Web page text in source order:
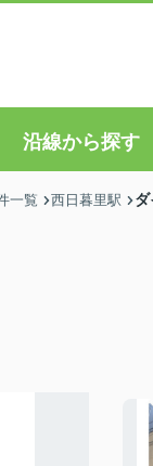
沿線から探す
一覧 西日暮里駅